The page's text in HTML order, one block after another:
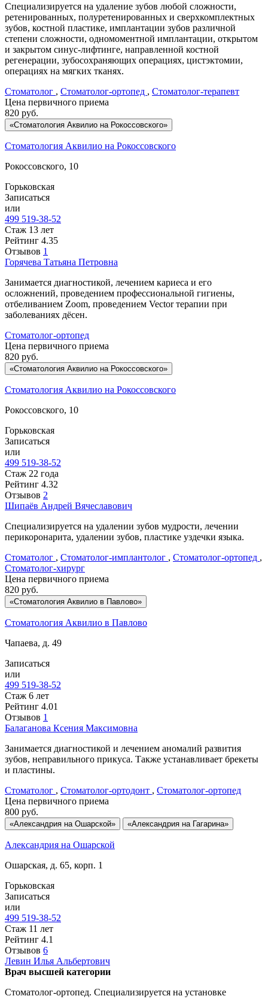
Специализируется на удаление зубов любой сложности,
ретенированных, полуретенированных и сверхкомплектных
зубов, костной пластике, имплантации зубов различной
степени сложности, одномоментной имплантации, открытом
и закрытом синус-лифтинге, направленной костной
регенерации, зубосохраняющих операциях, цистэктомии,
операциях на мягких тканях.
Стоматолог , Стоматолог-ортопед , Стоматолог-терапевт
Цена первичного приема
820 руб.
«Стоматология Аквилио на Рокоссовского»
Стоматология Аквилио на Рокоссовского
Рокоссовского, 10
Горьковская
Записаться
или
499 519-38-52
Стаж 13 лет
Рейтинг 4.35
Отзывов 1
Горячева Татьяна Петровна
Занимается диагностикой, лечением кариеса и его
осложнений, проведением профессиональной гигиены,
отбеливанием Zoom, проведением Vector терапии при
заболеваниях дёсен.
Стоматолог-ортопед
Цена первичного приема
820 руб.
«Стоматология Аквилио на Рокоссовского»
Стоматология Аквилио на Рокоссовского
Рокоссовского, 10
Горьковская
Записаться
или
499 519-38-52
Стаж 22 года
Рейтинг 4.32
Отзывов 2
Шипаёв Андрей Вячеславович
Специализируется на удалении зубов мудрости, лечении
перикоронарита, удалении зубов, пластике уздечки языка.
Стоматолог , Стоматолог-имплантолог , Стоматолог-ортопед ,
Стоматолог-хирург
Цена первичного приема
820 руб.
«Стоматология Аквилио в Павлово»
Стоматология Аквилио в Павлово
Чапаева, д. 49
Записаться
или
499 519-38-52
Стаж 6 лет
Рейтинг 4.01
Отзывов 1
Балаганова Ксения Максимовна
Занимается диагностикой и лечением аномалий развития
зубов, неправильного прикуса. Также устанавливает брекеты
и пластины.
Стоматолог , Стоматолог-ортодонт , Стоматолог-ортопед
Цена первичного приема
800 руб.
«Александрия на Ошарской» «Александрия на Гагарина»
Александрия на Ошарской
Ошарская, д. 65, корп. 1
Горьковская
Записаться
или
499 519-38-52
Стаж 11 лет
Рейтинг 4.1
Отзывов 6
Левин Илья Альбертович
Врач высшей категории
Стоматолог-ортопед. Специализируется на установке